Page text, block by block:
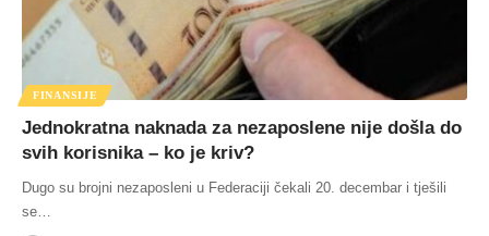
FINANSIJE
Jednokratna naknada za nezaposlene nije došla do
svih korisnika – ko je kriv?
Dugo su brojni nezaposleni u Federaciji čekali 20. decembar i tješili
se